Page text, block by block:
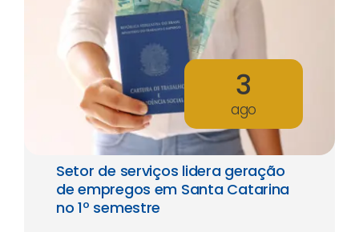
3
ago
Setor de serviços lidera geração
de empregos em Santa Catarina
no 1º semestre